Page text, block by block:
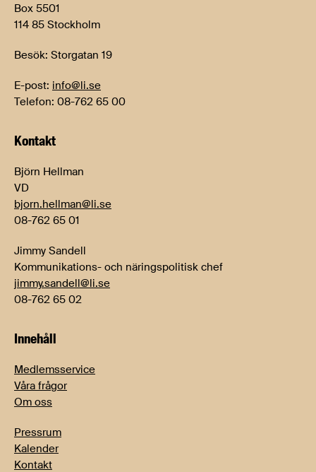
Box 5501
114 85 Stockholm
Besök: Storgatan 19
E-post: info@li.se
Telefon: 08-762 65 00
Kontakt
Björn Hellman
VD
bjorn.hellman@li.se
08-762 65 01
Jimmy Sandell
Kommunikations- och näringspolitisk chef
jimmy.sandell@li.se
08-762 65 02
Innehåll
Medlemsservice
Våra frågor
Om oss
Pressrum
Kalender
Kontakt